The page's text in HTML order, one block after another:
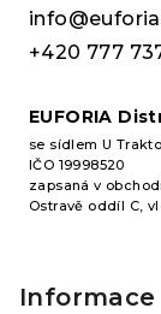
+420 777
EUFORIA
se sídlem U
IČO 19998520
zapsaná v
Ostravě oddíl C,
Informace